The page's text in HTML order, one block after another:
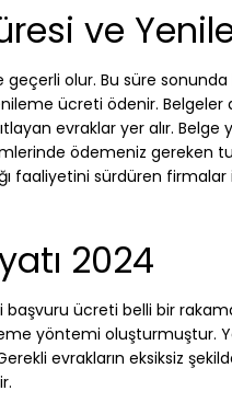
ve
geçerli olur. Bu süre
ücreti ödenir.
evraklar yer alır.
ödemeniz gereken
faaliyetini sürdüren
2024
başvuru ücreti belli bir
yöntemi oluşturmuştur.
evrakların eksiksiz